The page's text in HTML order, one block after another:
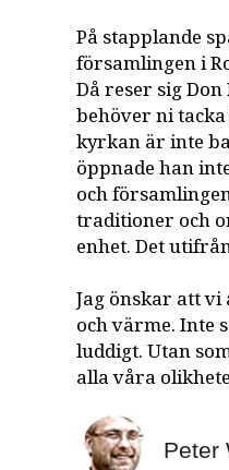
På stapplande
församlingen i
Då reser sig
behöver ni
kyrkan är inte
öppnade han
och
traditioner och
enhet. Det
Jag önskar att
och värme. Inte
luddigt. Utan
alla våra
Peter